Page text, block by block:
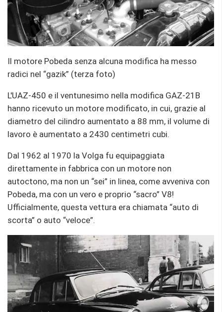
Il motore Pobeda senza alcuna modifica ha messo
radici nel “gazik” (terza foto)
L'UAZ-450 e il ventunesimo nella modifica GAZ-21B
hanno ricevuto un motore modificato, in cui, grazie al
diametro del cilindro aumentato a 88 mm, il volume di
lavoro è aumentato a 2430 centimetri cubi.
Dal 1962 al 1970 la Volga fu equipaggiata
direttamente in fabbrica con un motore non
autoctono, ma non un “sei” in linea, come avveniva con
Pobeda, ma con un vero e proprio “sacro” V8!
Ufficialmente, questa vettura era chiamata “auto di
scorta” o auto “veloce”.